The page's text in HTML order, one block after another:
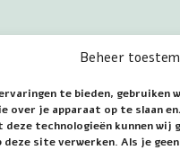
Beheer
te bieden, gebruiken
over je apparaat op te slaan
deze technologieën kunnen wij
deze site verwerken. Als je